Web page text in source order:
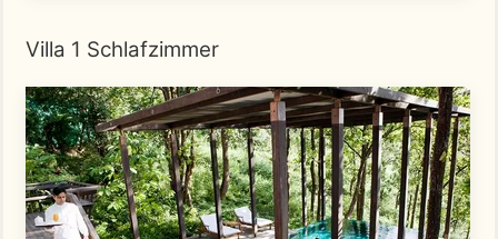
Villa 1 Schlafzimmer